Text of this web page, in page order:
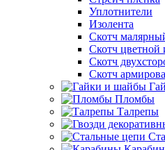
Уплотнители
Изолента
Скотч
Скотч цветной
Скотч
Скотч
Пломбы
Талрепы